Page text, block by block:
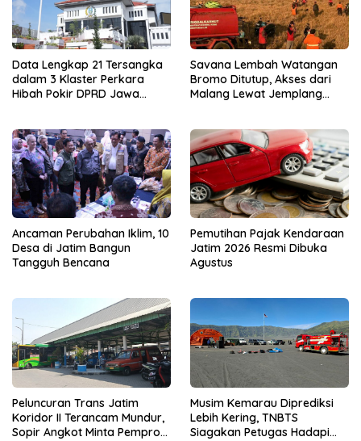
Data Lengkap 21 Tersangka
dalam 3 Klaster Perkara
Hibah Pokir DPRD Jawa
Savana Lembah Watangan
Bromo Ditutup, Akses dari
Malang Lewat Jemplang
Ancaman Perubahan Iklim, 10
Desa di Jatim Bangun
Tangguh Bencana
Pemutihan Pajak Kendaraan
Jatim 2026 Resmi Dibuka
Agustus
Peluncuran Trans Jatim
Koridor II Terancam Mundur,
Sopir Angkot Minta Pemprov
Musim Kemarau Diprediksi
Lebih Kering, TNBTS
Siagakan Petugas Hadapi